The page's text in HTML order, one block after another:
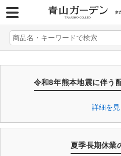
令和8年熊本地震に伴う
詳細を
夏季長期休業